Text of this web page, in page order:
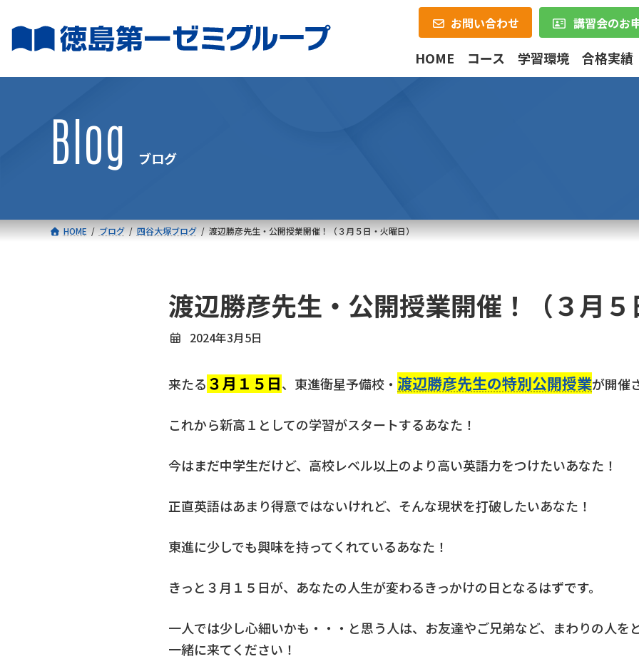
ン
テ
ビ
ゲ
お問い合わせ 講習会のお
HOME コース 学習環境 合格実績
Blog ブログ
HOME ブログ 四谷大塚ブログ 渡辺勝彦先生・公開授業開催！（３月５日・火曜日）
渡辺勝彦先生・公開授業開催！（３月
2024年3月5日
来たる ３月１５日、東進衛星予備校・ 渡辺勝彦先生の特別公開授業が開催
これから新高１としての学習がスタートするあなた！
今はまだ中学生だけど、高校レベル以上のより高い英語力をつけたいあなた！
正直英語はあまり得意ではないけれど、そんな現状を打破したいあなた！
東進に少しでも興味を持ってくれているあなた！
きっと３月１５日が、あなたの人生が変わるきっかけの日となるはずです。
一人では少し心細いかも・・・と思う人は、お友達やご兄弟など、まわりの人を
一緒に来てください！